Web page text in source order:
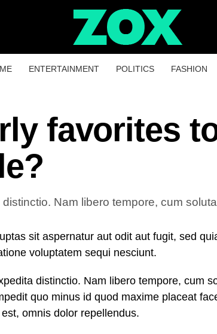
ENTERTAINMENT POLITICS FASHION
favorites
Nam libero tempore, cum
sit aspernatur aut odit aut fugit, sed
voluptatem sequi nesciunt.
distinctio. Nam libero tempore, cum
quo minus id quod maxime placeat
omnis dolor repellendus.